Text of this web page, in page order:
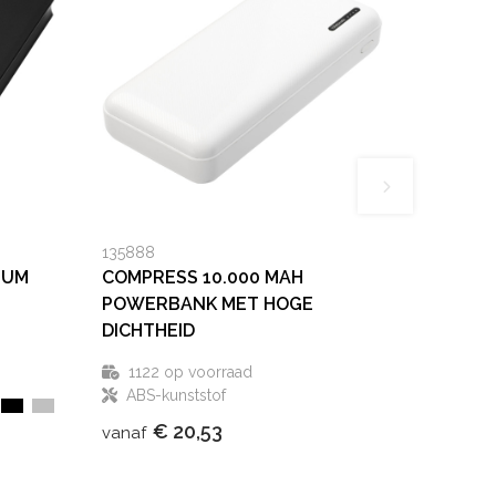
135888
COMPRESS 10.000 MAH
POWERBANK MET HOGE
DICHTHEID
1122 op voorraad
ABS-kunststof
vanaf € 20,53